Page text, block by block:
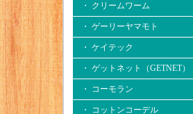
・ クリームワーム
・ ゲーリーヤマモト
・ ケイテック
・ ゲットネット（GETNET）
・ コーモラン
・ コットンコーデル